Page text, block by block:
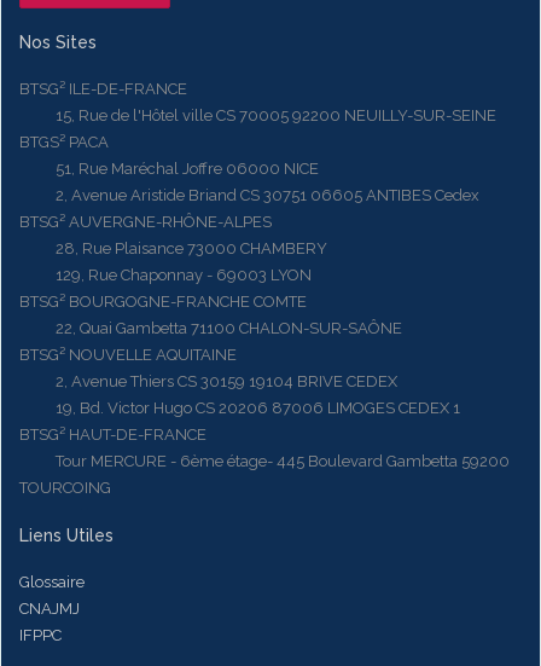
Nos Sites
BTSG² ILE-DE-FRANCE
15, Rue de l'Hôtel ville CS 70005 92200 NEUILLY-SUR-SEINE
BTGS² PACA
51, Rue Maréchal Joffre 06000 NICE
2, Avenue Aristide Briand CS 30751 06605 ANTIBES Cedex
BTSG² AUVERGNE-RHÔNE-ALPES
28, Rue Plaisance 73000 CHAMBERY
129, Rue Chaponnay - 69003 LYON
BTSG² BOURGOGNE-FRANCHE COMTE
22, Quai Gambetta 71100 CHALON-SUR-SAÔNE
BTSG² NOUVELLE AQUITAINE
2, Avenue Thiers CS 30159 19104 BRIVE CEDEX
19, Bd. Victor Hugo CS 20206 87006 LIMOGES CEDEX 1
BTSG² HAUT-DE-FRANCE
Tour MERCURE - 6ème étage- 445 Boulevard Gambetta 59200
TOURCOING
Liens Utiles
Glossaire
CNAJMJ
IFPPC